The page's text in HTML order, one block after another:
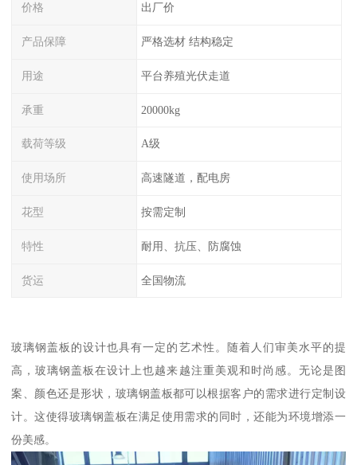
价格 出厂价
产品保障 严格选材 结构稳定
用途 平台养殖光伏走道
承重 20000kg
载荷等级 A级
使用场所 高速隧道，配电房
花型 按需定制
特性 耐用、抗压、防腐蚀
货运 全国物流
玻璃钢盖板的设计也具有一定的艺术性。随着人们审美水平的提
高，玻璃钢盖板在设计上也越来越注重美观和时尚感。无论是图
案、颜色还是形状，玻璃钢盖板都可以根据客户的需求进行定制设
计。这使得玻璃钢盖板在满足使用需求的同时，还能为环境增添一
份美感。